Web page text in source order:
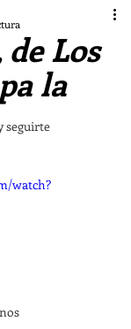
seguirte
de Los
la
watch?